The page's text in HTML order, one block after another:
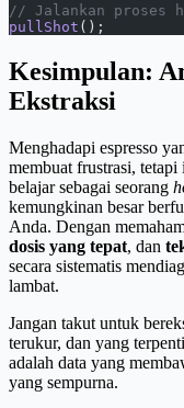
// Jalankan proses
pullShot ();
Kesimpulan:
Ekstraksi
Menghadapi espresso
membuat frustrasi,
belajar sebagai seorang
kemungkinan besar
Anda. Dengan
dosis yang tepat, dan
secara sistematis
lambat.
Jangan takut untuk
terukur, dan yang
adalah data yang
yang sempurna.